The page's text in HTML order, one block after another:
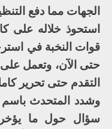
الجهات مما دفع
استحوذ خلاله على
حتى الآن، وتعمل
التقدم حتى تحرير
وشدد المتحدث باسم
سؤال حول ما